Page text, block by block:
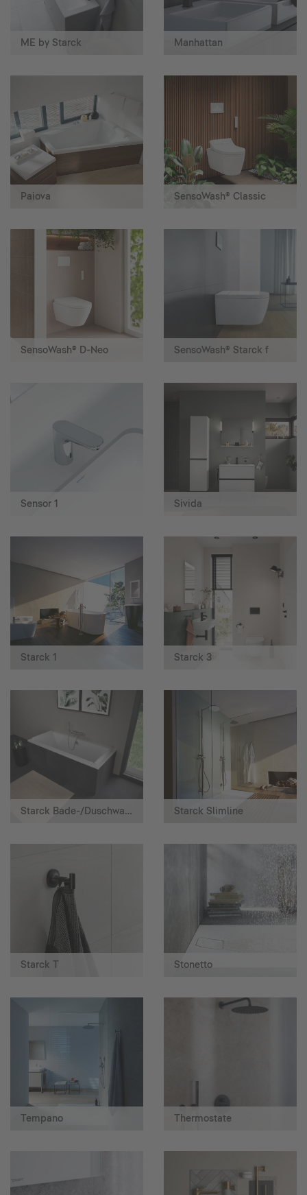
ME by Starck Manhattan
Paiova SensoWash® Classic
SensoWash® D-Neo SensoWash® Starck f
Sensor 1 Sivida
Starck 1 Starck 3
Starck Bade-/Duschwannen Starck Slimline
Starck T Stonetto
Tempano Thermostate